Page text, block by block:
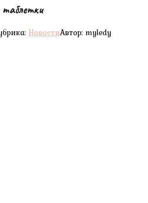
таблетки
НовостиАвтор: myledy